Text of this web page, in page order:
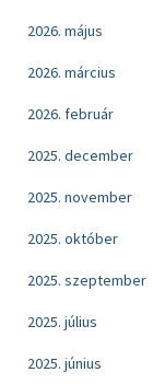
2026. május
2026. március
2026. február
2025. december
2025. november
2025. október
2025. szeptember
2025. július
2025. június